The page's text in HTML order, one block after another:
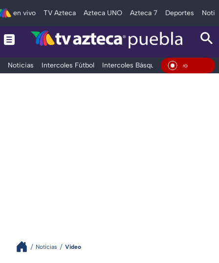
en vivo TV Azteca Azteca UNO Azteca 7 Deportes
Noticias Intercoles Fútbol Intercoles Básquetbol Deportes En
Noticias Video